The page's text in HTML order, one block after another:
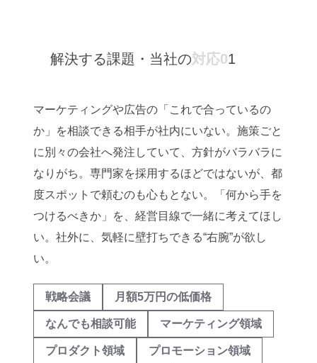
解決する課題・当社の対応01
マーケティングや広告の「これで合っているの
か」を相談できる相手が社内にいない。施策ごと
に別々の会社へ発注していて、方針がバラバラに
なりがち。専門家を採用するほどではないが、都
度スポットで頼むのも心もとない。「何から手を
つけるべきか」を、経営目線で一緒に考えてほし
い。社外に、気軽に壁打ちできる“右腕”が欲し
い。
戦略会議 月額5万円の低価格
なんでも相談可能 マーケティング領域
プロダクト領域 プロモーション領域